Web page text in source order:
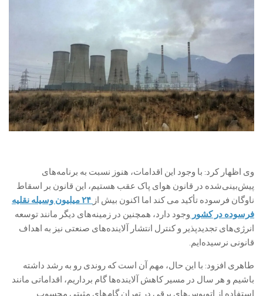
وی اظهار کرد: با وجود این اقدامات، هنوز نسبت به برنامه‌های
پیش‌بینی‌شده در قانون هوای پاک عقب هستیم، این قانون بر اسقاط
ناوگان فرسوده تأکید می کند اما اکنون بیش از
۲۴ میلیون وسیله نقلیه
فرسوده در کشور وجود دارد، همچنین در زمینه‌های دیگر مانند توسعه
انرژی‌های تجدیدپذیر و کنترل انتشار آلاینده‌های صنعتی نیز به اهداف
قانونی نرسیده‌ایم.
طاهری افزود: با این حال، مهم آن است که روندی رو به رشد داشته
باشیم و هر سال در مسیر کاهش آلاینده‌ها گام برداریم، اقداماتی مانند
استفاده از اتوبوس‌های برقی در تهران گام‌های مثبتی محسوب